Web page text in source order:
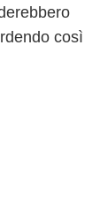
così